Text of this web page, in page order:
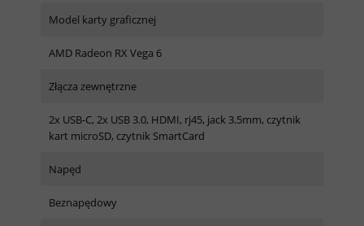
Model karty graficznej
AMD Radeon RX Vega 6
Złącza zewnętrzne
2x USB-C, 2x USB 3.0, HDMI, rj45, jack 3.5mm, czytnik
kart microSD, czytnik SmartCard
Napęd
Beznapędowy